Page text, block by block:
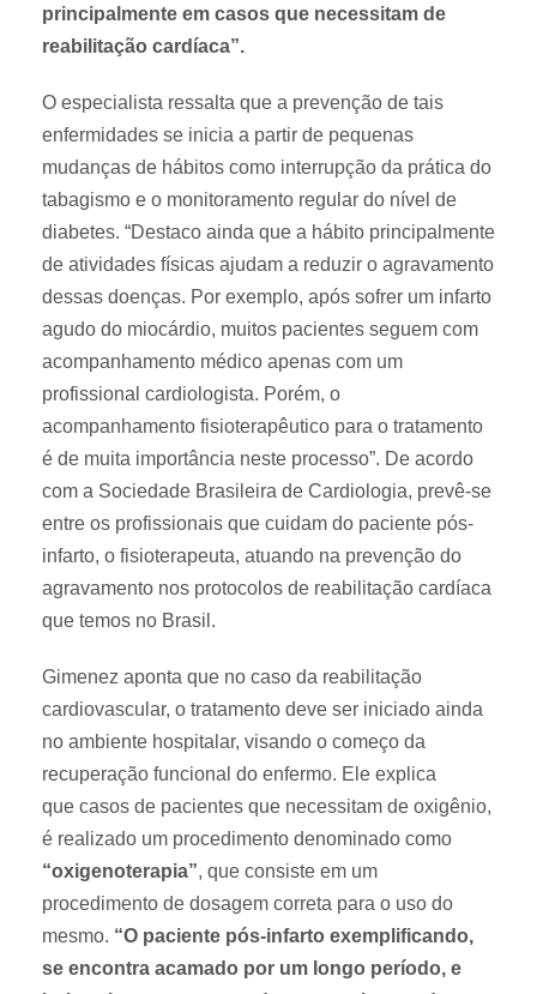
principalmente em casos que necessitam de
reabilitação cardíaca”.
O especialista ressalta que a prevenção de tais
enfermidades se inicia a partir de pequenas
mudanças de hábitos como interrupção da prática do
tabagismo e o monitoramento regular do nível de
diabetes. “Destaco ainda que a hábito principalmente
de atividades físicas ajudam a reduzir o agravamento
dessas doenças. Por exemplo, após sofrer um infarto
agudo do miocárdio, muitos pacientes seguem com
acompanhamento médico apenas com um
profissional cardiologista. Porém, o
acompanhamento fisioterapêutico para o tratamento
é de muita importância neste processo”. De acordo
com a Sociedade Brasileira de Cardiologia, prevê-se
entre os profissionais que cuidam do paciente pós-
infarto, o fisioterapeuta, atuando na prevenção do
agravamento nos protocolos de reabilitação cardíaca
que temos no Brasil.
Gimenez aponta que no caso da reabilitação
cardiovascular, o tratamento deve ser iniciado ainda
no ambiente hospitalar, visando o começo da
recuperação funcional do enfermo. Ele explica
que casos de pacientes que necessitam de oxigênio,
é realizado um procedimento denominado como
“oxigenoterapia”, que consiste em um
procedimento de dosagem correta para o uso do
mesmo. “O paciente pós-infarto exemplificando,
se encontra acamado por um longo período, e